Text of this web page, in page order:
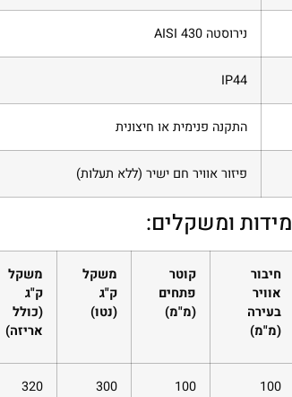
נירוסטה AISI 430
‎IP44
התקנה פנימית או חיצונית
פיזור אוויר חם ישיר (ללא תעלות)
מידות ומשקלים:
חיבור
אוויר
בעירה
(מ"מ)
קוטר
פתחים
(מ"מ)
משקל
ק"ג
(נטו)
משקל
ק"ג
(כולל
אריזה)
100
100
300
320